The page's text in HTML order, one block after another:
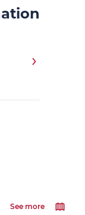
See more